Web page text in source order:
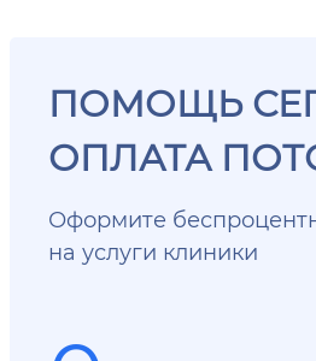
ПОМОЩЬ
ОПЛАТА
Оформите
на услуги клиники